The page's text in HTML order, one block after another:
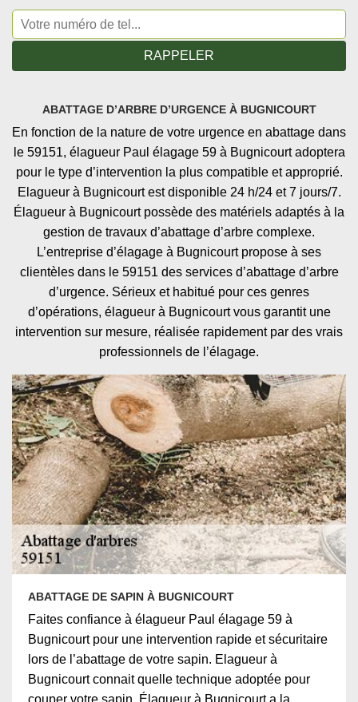
ABATTAGE D’ARBRE D’URGENCE À BUGNICOURT
En fonction de la nature de votre urgence en abattage dans
le 59151, élagueur Paul élagage 59 à Bugnicourt adoptera
pour le type d’intervention la plus compatible et approprié.
Elagueur à Bugnicourt est disponible 24 h/24 et 7 jours/7.
Élagueur à Bugnicourt possède des matériels adaptés à la
gestion de travaux d’abattage d’arbre complexe.
L’entreprise d’élagage à Bugnicourt propose à ses
clientèles dans le 59151 des services d’abattage d’arbre
d’urgence. Sérieux et habitué pour ces genres
d’opérations, élagueur à Bugnicourt vous garantit une
intervention sur mesure, réalisée rapidement par des vrais
professionnels de l’élagage.
ABATTAGE DE SAPIN À BUGNICOURT
Faites confiance à élagueur Paul élagage 59 à
Bugnicourt pour une intervention rapide et sécuritaire
lors de l’abattage de votre sapin. Elagueur à
Bugnicourt connait quelle technique adoptée pour
couper votre sapin. Élagueur à Bugnicourt a la